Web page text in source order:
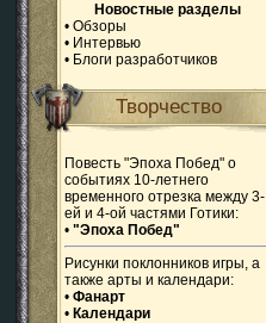
Новостные разделы
• Обзоры
• Интервью
• Блоги разработчиков
Творчество
Повесть "Эпоха Побед" о
событиях 10-летнего
временного отрезка между 3-
ей и 4-ой частями Готики:
• "Эпоха Побед"
Рисунки поклонников игры, а
также арты и календари:
• Фанарт
• Календари